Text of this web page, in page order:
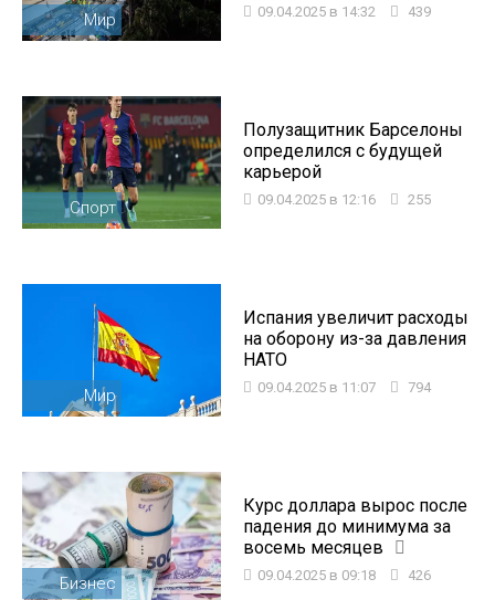
Мир 09.04.2025 в 14:32 439
Спорт
Полузащитник Барселоны
определился с будущей
карьерой
09.04.2025 в 12:16 255
Мир
Испания увеличит расходы
на оборону из-за давления
НАТО
09.04.2025 в 11:07 794
Бизнес
Курс доллара вырос после
падения до минимума за
восемь месяцев
09.04.2025 в 09:18 426